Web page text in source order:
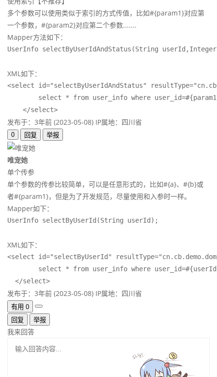
多个参数可以使用类似于索引的方式传值，比如#{param1}对应第
一个参数，#{param2}对应第二个参数.......
Mapper方法如下：
UserInfo selectByUserIdAndStatus(String
XML如下：
<select id="selectByUserIdAndStatus"
select * from user_info where
    </select>
发布于：3年前 (2023-05-08) IP属地：四川省
0 回复 举报
唯宠她
单个传参
单个参数的传参比较简单，可以是任意形式的，比如#{a}、#{b}或
者#{param1}，但是为了开发规范，尽量使用和入参时一样。
Mapper如下：
UserInfo selectByUserId(String userId);
XML如下：
<select id="selectByUserId"
select * from user_info where
  </select>
发布于：3年前 (2023-05-08) IP属地：四川省
有用 0
回复
举报
我来回答